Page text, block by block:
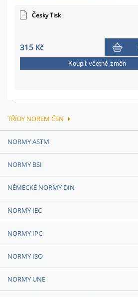
Česky Tisk
315 Kč
Koupit včetně změn
TŘÍDY NOREM ČSN
NORMY ASTM
NORMY BSI
NĚMECKÉ NORMY DIN
NORMY IEC
NORMY IPC
NORMY ISO
NORMY UNE